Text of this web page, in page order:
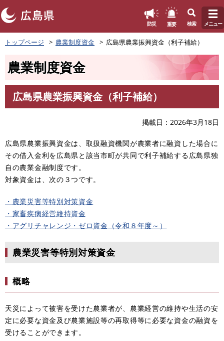
ペ
ー
頭
す
防災 重要 検索 メニュー
トップページ 農業制度資金 広島県農業振興資金（利子補給）
農業制度資金
文
広島県農業振興資金（利子補給）
掲載日 2026年3月18日
広島県農業振興資金は、取扱融資機関が農業者に融資した場合に
その借入金利を広島県と該当市町が共同で利子補給する広島県独
自の農業金融制度です。
対象資金は、次の３つです。
・農業災害等特別対策資金
・家畜疾病経営維持資金
・アグリチャレンジ・ゼロ資金（令和８年度～）
農業災害等特別対策資金
概略
天災によって被害を受けた農業者が、農業経営の維持や生活の安
定に必要な資金及び農業施設等の再取得等に必要な資金の融資を
受けることができます。